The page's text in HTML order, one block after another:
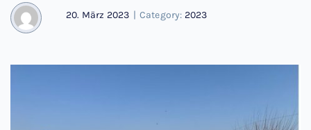
20. März 2023 | Category: 2023